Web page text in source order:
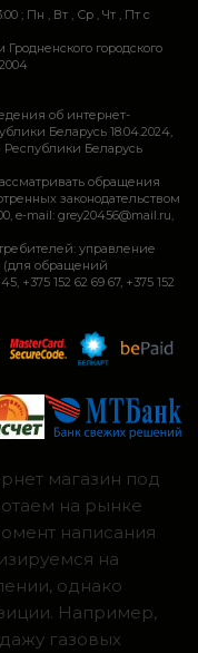
; Пн , Вт , Ср , Чт , Пт c
городского
об интернет-
Беларусь 18.04.2024,
Беларусь
обращения
законодательством
e-mail: grey20456@mail.ru,
управление
(для обращений
+375 152 62 69 67, +375 152
магазин под
на рынке
написания
на
однако
Например,
газовых